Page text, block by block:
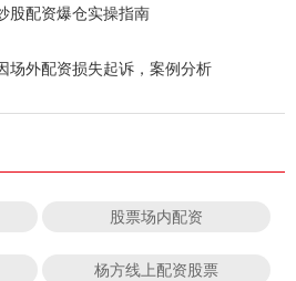
股配资爆仓实操指南
场外配资损失起诉，案例分析
股票场内配资
杨方线上配资股票